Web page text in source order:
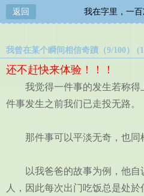
返回 我在字里，一
我曾在某个瞬间相信奇蹟（9/100）
还不赶快来体验！！！
我觉得一件事的发生若称得
件事发生之前我们已走投无路。
那件事可以平淡无奇，也同
以我爸爸的故事为例，他自
人，因此每次出门吃饭总是处